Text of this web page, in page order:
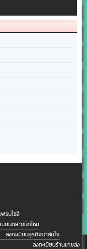
รนไชส์
บียนตลาดนัดใหม่
ลงทะเบียนธุรกิจน่าสนใจ
ลงทะเบียนร้านขายส่ง